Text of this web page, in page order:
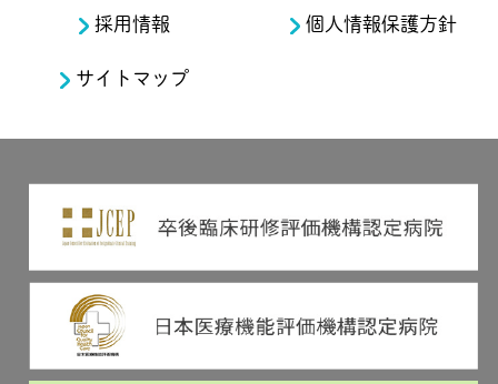
採用情報 個人情報保護方針
サイトマップ